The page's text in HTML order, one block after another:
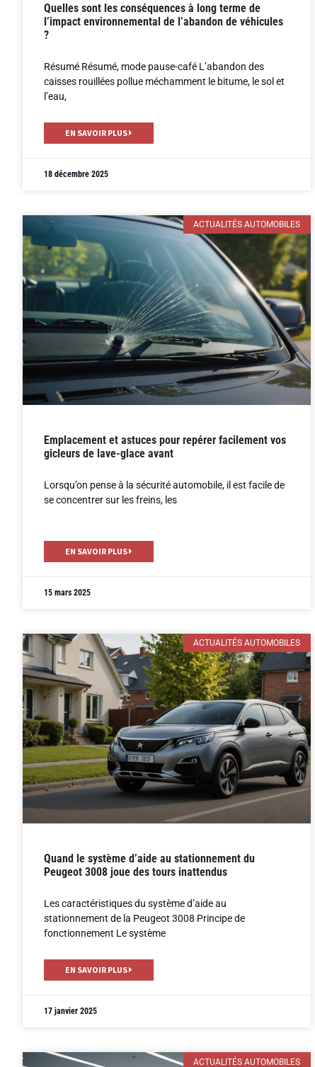
Quelles sont les conséquences à long terme de
l’impact environnemental de l’abandon de véhicules
?
Résumé Résumé, mode pause-café L’abandon des
caisses rouillées pollue méchamment le bitume, le sol et
l’eau,
EN SAVOIR PLUS
18 décembre 2025
ACTUALITÉS AUTOMOBILES
Emplacement et astuces pour repérer facilement vos
gicleurs de lave-glace avant
Lorsqu’on pense à la sécurité automobile, il est facile de
se concentrer sur les freins, les
EN SAVOIR PLUS
15 mars 2025
ACTUALITÉS AUTOMOBILES
Quand le système d’aide au stationnement du
Peugeot 3008 joue des tours inattendus
Les caractéristiques du système d’aide au
stationnement de la Peugeot 3008 Principe de
fonctionnement Le système
EN SAVOIR PLUS
17 janvier 2025
ACTUALITÉS AUTOMOBILES